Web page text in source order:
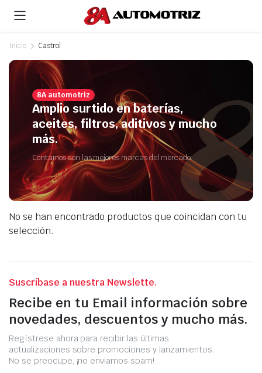
Inicio Castrol
8A automotriz
Amplio surtido en baterías,
aceites, filtros, aditivos y mucho
más.
Contamos con las mejores marcas del mercado.
No se han encontrado productos que coincidan con tu
selección.
Suscríbase a nuestra Newslette.
Recibe en tu Email información sobre
novedades, descuentos y mucho más.
Regístrese ahora para recibir las últimas
actualizaciones sobre promociones y lanzamientos.
No se preocupe, ¡no enviamos spam!